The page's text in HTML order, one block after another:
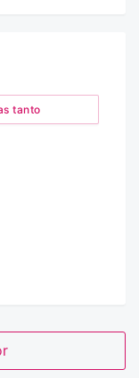
tanto